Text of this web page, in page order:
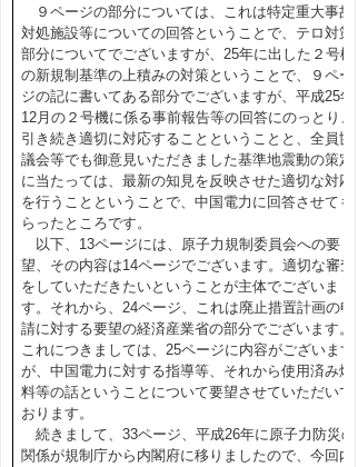
９ページの部分については、これは特定重大事故
対処施設等についての回答ということで、テロ対策
部分についてでございますが、25年に出した２号機
の新規制基準の上積みの対策ということで、９ペー
ジの記に書いてある部分でございますが、平成25年
12月の２号機に係る事前報告等の回答にのっとり、
引き続き適切に対応することということと、全員協
議会等でも御意見いただきました基準地震動の策定
に当たっては、最新の知見を反映させた適切な対応
を行うことということで、中国電力に回答させても
らったところです。
以下、13ページには、原子力規制委員会への要
望、その内容は14ページでございます。適切な審査
をしていただきたいということが主体でございま
す。それから、24ページ、これは廃止措置計画の申
請に対する要望の経済産業省の部分でございます。
これにつきましては、25ページに内容がございます
が、中国電力に対する指導等、それから使用済み燃
料等の話ということについて要望させていただいて
おります。
続きまして、33ページ、平成26年に原子力防災の
関係が規制庁から内閣府に移りましたので、今回内